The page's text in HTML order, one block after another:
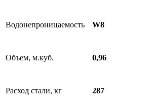
Водонепроницаемость W8
Объем, м.куб. 0,96
Расход стали, кг 287